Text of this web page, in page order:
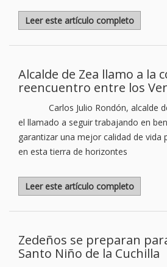
Leer este artículo completo
Alcalde de Zea llamo a la
reencuentro entre los
Carlos Julio Rondón, alcalde
el llamado a seguir trabajando en
garantizar una mejor calidad de vida
en esta tierra de horizontes
Leer este artículo completo
Zedeños se preparan
Santo Niño de la Cuchilla